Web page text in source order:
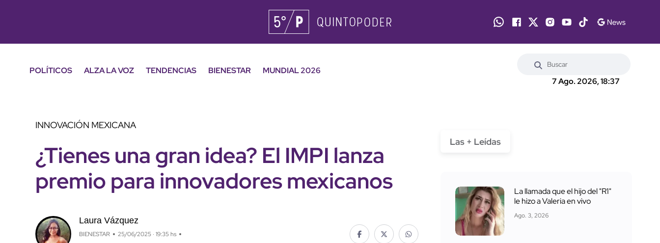
POLÍTICOS ALZA LA VOZ TENDENCIAS BIENESTAR
MUNDIAL 2026
7 Ago. 2026, 18:37
INNOVACIÓN MEXICANA
¿Tienes una gran idea? El IMPI lanza
premio para innovadores mexicanos
Laura Vázquez
BIENESTAR 25/06/2025 · 19:35 hs
Las + Leídas
La llamada que el hijo del "R1"
le hizo a Valeria en vivo
Ago. 3, 2026